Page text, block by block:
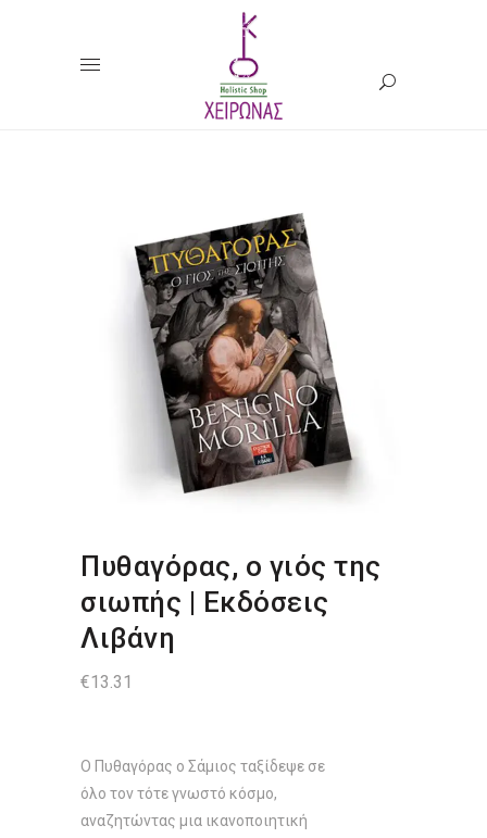
Πυθαγόρας, ο γιός της
σιωπής | Εκδόσεις
Λιβάνη
€13.31
Ο Πυθαγόρας ο Σάμιος ταξίδεψε σε
όλο τον τότε γνωστό κόσμο,
αναζητώντας μια ικανοποιητική